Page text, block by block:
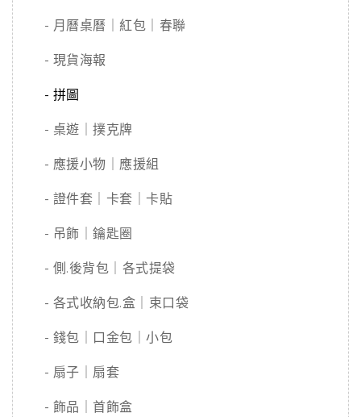
- 月曆桌曆｜紅包｜春聯
- 現貨海報
- 拼圖
- 桌遊｜撲克牌
- 應援小物｜應援組
- 證件套｜卡套｜卡貼
- 吊飾｜鑰匙圈
- 側.後背包｜各式提袋
- 各式收納包.盒｜束口袋
- 錢包｜口金包｜小包
- 扇子｜扇套
- 飾品｜首飾盒